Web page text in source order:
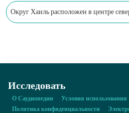
Округ Хаиль расположен в центре
Исследовать
О Саудиопедии
Условия использования
Политика конфиденциальности